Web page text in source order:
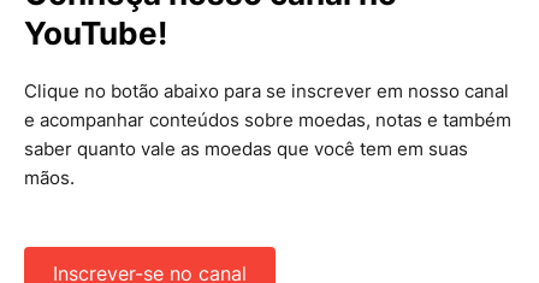
YouTube!
Clique no botão abaixo para se inscrever em nosso canal
e acompanhar conteúdos sobre moedas, notas e também
saber quanto vale as moedas que você tem em suas
mãos.
Inscrever-se no canal